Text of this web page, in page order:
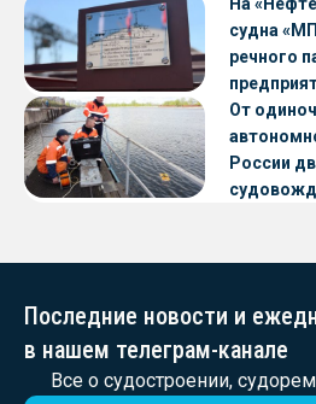
судна
речного
От
России
Последние новости и
в нашем телеграм-канале
Все о судостроении,